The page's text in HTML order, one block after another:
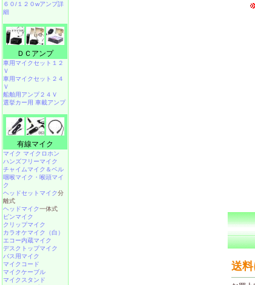
６０/１２０wアンプ詳
細
ＤＣアンプ
車用マイクセット１２
Ｖ
車用マイクセット２４
Ｖ
船舶用アンプ２４Ｖ
選挙カー用 車載アンプ
有線マイク
マイク マイクロホン
ハンズフリーマイク
チャイムマイク＆ベル
咽喉マイク・喉頭マイ
ク
ヘッドセットマイク分
離式
ヘッドマイク一体式
ピンマイク
クリップマイク
カラオケマイク（白）
エコー内蔵マイク
デスクトップマイク
バス用マイク
マイクコード
マイクケーブル
マイクスタンド